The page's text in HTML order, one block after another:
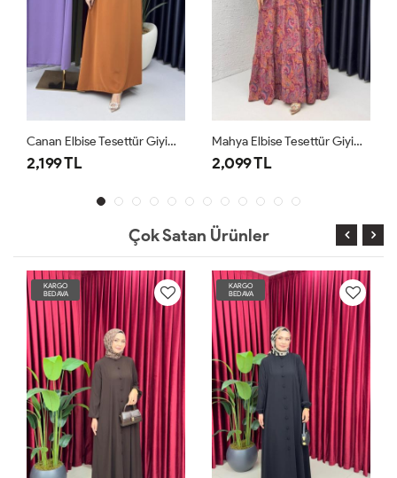
2,099 TL 2,399 TL
Çok Satan Ürünler
KARGO
BEDAVA
KARGO
BEDAVA